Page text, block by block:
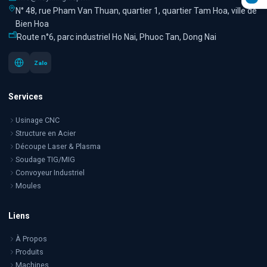
N° 48, rue Pham Van Thuan, quartier 1, quartier Tam Hoa, ville de
Bien Hoa
Route n°6, parc industriel Ho Nai, Phuoc Tan, Dong Nai
Zalo
Services
Usinage CNC
Structure en Acier
Découpe Laser & Plasma
Soudage TIG/MIG
Convoyeur Industriel
Moules
Liens
À Propos
Produits
Machines